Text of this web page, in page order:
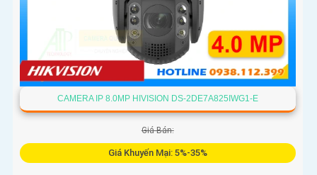
CAMERA IP 8.0MP HIVISION DS-2DE7A825IWG1-E
Giá Bán:
Giá Khuyến Mại: 5%-35%